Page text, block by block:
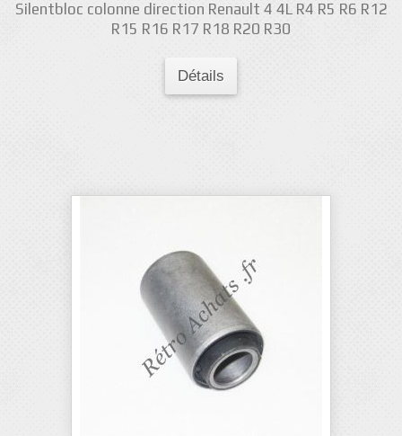
Silentbloc colonne direction Renault 4 4L R4 R5 R6 R12
R15 R16 R17 R18 R20 R30
Détails